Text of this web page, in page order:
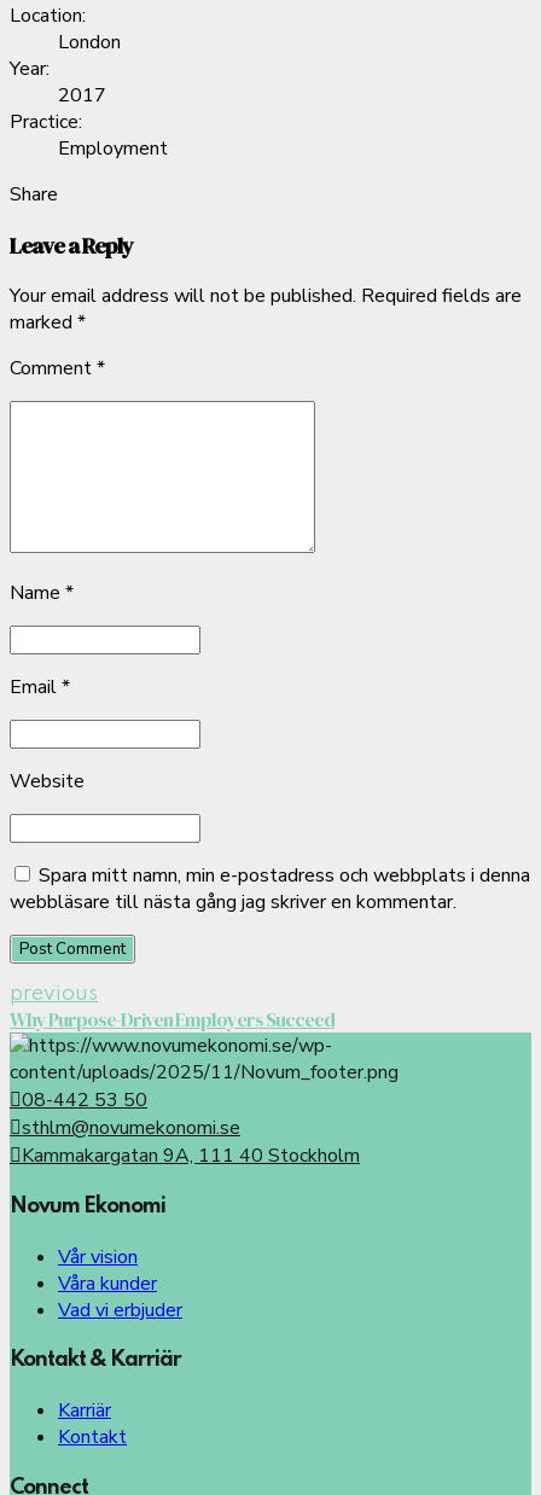
Location:
London
Year:
2017
Practice:
Employment
Share
Leave a Reply
Your email address will not be published. Required fields are
marked *
Comment*
Name *
Email *
Website
Spara mitt namn, min e-postadress och webbplats i denna
webbläsare till nästa gång jag skriver en kommentar.
Post Comment
previous
Why Purpose-Driven Employers Succeed
08-442 53 50
sthlm@novumekonomi.se
Kammakargatan 9A, 111 40 Stockholm
Novum Ekonomi
Vår vision
Våra kunder
Vad vi erbjuder
Kontakt & Karriär
Karriär
Kontakt
Connect